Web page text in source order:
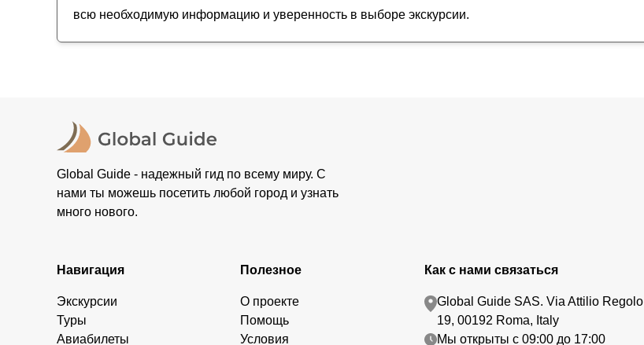
всю необходимую информацию и уверенность в выборе экскурсии.
Global Guide - надежный гид по всему миру. С
нами ты можешь посетить любой город и узнать
много нового.
Навигация
Экскурсии
Туры
Авиабилеты
Полезное
О проекте
Помощь
Условия
Как с нами связаться
Global Guide SAS. Via Attilio Regolo
19, 00192 Roma, Italy
Мы открыты с 09:00 до 17:00